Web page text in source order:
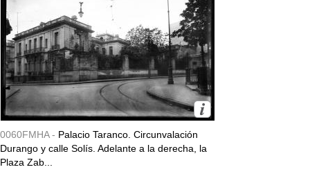
0060FMHA - Palacio Taranco. Circunvalación
Durango y calle Solís. Adelante a la derecha, la
Plaza Zab...